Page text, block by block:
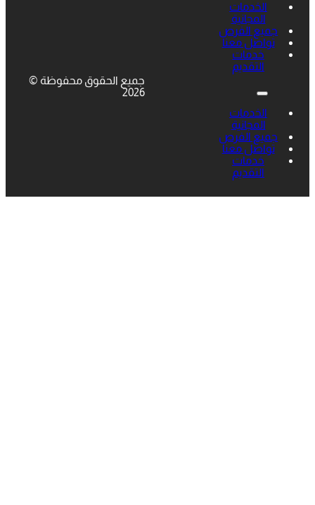
الخدمات
المجانية
جميع الفرص
تواصل معنا
خدمات
التقديم
الخدمات
المجانية
جميع الفرص
تواصل معنا
خدمات
التقديم
جميع الحقوق محفوظة ©
2026